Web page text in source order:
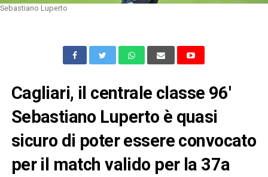
Sebastiano Luperto
Cagliari, il centrale classe 96′
Sebastiano Luperto è quasi
sicuro di poter essere convocato
per il match valido per la 37a